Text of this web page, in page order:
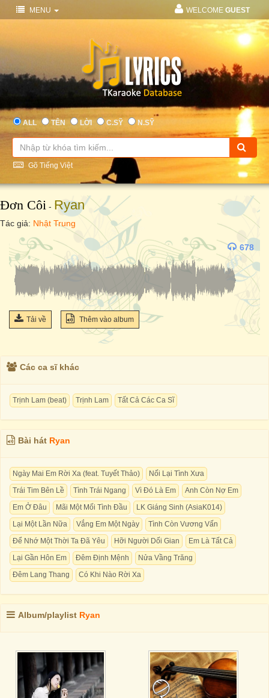
MENU WELCOME GUEST
ALL TÊN LỜI C.SỸ N.SỸ
Gõ Tiếng Việt
Đơn Côi - Ryan
Tác giả: Nhật Trung
678
Tải về Thêm vào album
Các ca sĩ khác
Trịnh Lam (beat) Trịnh Lam Tất Cả Các Ca Sĩ
Bài hát Ryan
Ngày Mai Em Rời Xa (feat. Tuyết Thảo)
Nối Lại Tình Xưa
Trái Tim Bên Lề
Tình Trái Ngang Vì Đó Là Em
Anh Còn Nợ Em
Em Ở Đâu
Mãi Một Mối Tình Đầu
LK Giáng Sinh (AsiaK014)
Lại Một Lần Nữa
Vắng Em Một Ngày
Tình Còn Vương Vấn
Để Nhớ Một Thời Ta Đã Yêu
Hỡi Người Dối Gian
Em Là Tất Cả
Lại Gần Hôn Em
Đêm Định Mệnh
Nửa Vầng Trăng
Đêm Lang Thang
Có Khi Nào Rời Xa
Album/playlist Ryan